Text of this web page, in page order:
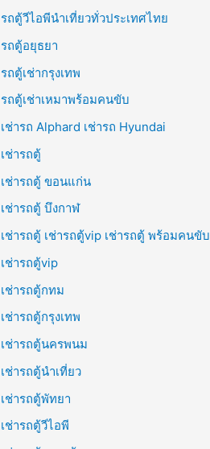
รถตู้วีไอพีนำเที่ยวทั่วประเทศไทย
รถตู้อยุธยา
รถตู้เช่ากรุงเทพ
รถตู้เช่าเหมาพร้อมคนขับ
เช่ารถ Alphard เช่ารถ Hyundai
เช่ารถตู้
เช่ารถตู้ ขอนแก่น
เช่ารถตู้ บึงกาฬ
เช่ารถตู้ เช่ารถตู้vip เช่ารถตู้ พร้อมคนขับ
เช่ารถตู้vip
เช่ารถตู้กทม
เช่ารถตู้กรุงเทพ
เช่ารถตู้นครพนม
เช่ารถตู้นำเที่ยว
เช่ารถตู้พัทยา
เช่ารถตู้วีไอพี